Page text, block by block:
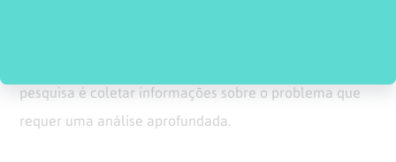
pesquisa é coletar informações sobre o problema que
requer uma análise aprofundada.